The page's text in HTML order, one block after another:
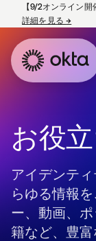
【9/2オンライン
詳細を見る→
お役
アイデンテ
らゆる情報
ー、動画、
籍など、豊